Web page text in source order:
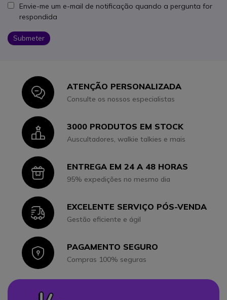
Envie-me um e-mail de notificação quando a pergunta for
respondida
Submeter
IconATENÇÃO PERSONALIZADA
Consulte os nossos especialistas
Icon3000 PRODUTOS EM STOCK
Auscultadores, walkie talkies e mais
IconENTREGA EM 24 A 48 HORAS
95% expedições no mesmo dia
IconEXCELENTE SERVIÇO PÓS-VENDA
Gestão eficiente e ágil
IconPAGAMENTO SEGURO
Compras 100% seguras